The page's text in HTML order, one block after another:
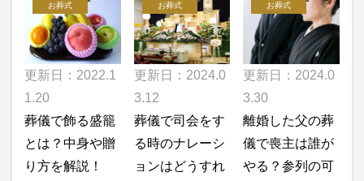
お葬式
更新日：2022.1
1.20
葬儀で飾る盛籠
とは？中身や贈
り方を解説！
お葬式
更新日：2024.0
3.12
葬儀で司会をす
る時のナレーシ
ョンはどうすれ
お葬式
更新日：2024.0
3.30
離婚した父の葬
儀で喪主は誰が
やる？参列の可